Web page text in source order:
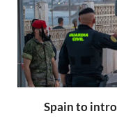
Spain to